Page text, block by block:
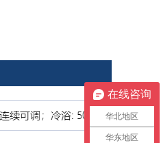
在线咨询
华北地区
华东地区